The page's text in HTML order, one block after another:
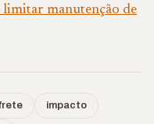
manutenção de
impacto